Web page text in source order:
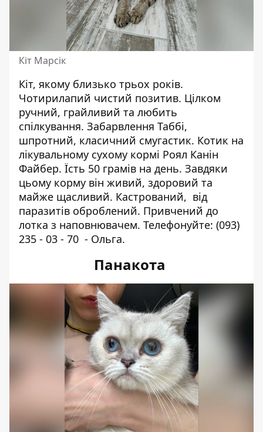
Кіт Марсік
Кіт, якому близько трьох років.
Чотирилапий чистий позитив. Цілком
ручний, грайливий та любить
спілкування. Забарвлення Таббі,
шпротний, класичний смугастик. Котик на
лікувальному сухому кормі Роял Канін
Файбер. Їсть 50 грамів на день. Завдяки
цьому корму він живий, здоровий та
майже щасливий. Кастрований, від
паразитів оброблений. Привчений до
лотка з наповнювачем. Телефонуйте: (093)
235 - 03 - 70 - Ольга.
Панакота